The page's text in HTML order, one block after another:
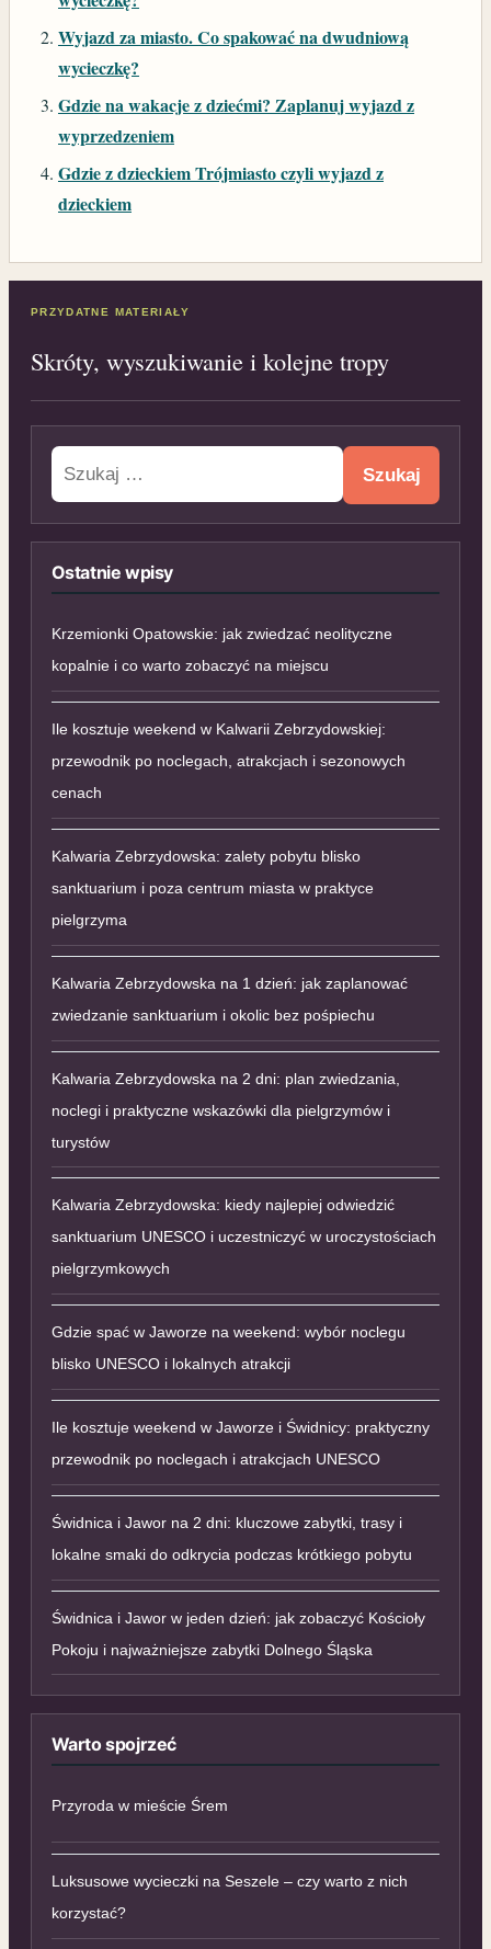
Wyjazd za miasto. Co spakować na dwudniową
wycieczkę?
Gdzie na wakacje z dziećmi? Zaplanuj wyjazd z
wyprzedzeniem
Gdzie z dzieckiem Trójmiasto czyli wyjazd z
dzieckiem
PRZYDATNE MATERIAŁY
Skróty, wyszukiwanie i kolejne tropy
Szukaj:
Ostatnie wpisy
Krzemionki Opatowskie: jak zwiedzać neolityczne
kopalnie i co warto zobaczyć na miejscu
Ile kosztuje weekend w Kalwarii Zebrzydowskiej:
przewodnik po noclegach, atrakcjach i sezonowych
cenach
Kalwaria Zebrzydowska: zalety pobytu blisko
sanktuarium i poza centrum miasta w praktyce
pielgrzyma
Kalwaria Zebrzydowska na 1 dzień: jak zaplanować
zwiedzanie sanktuarium i okolic bez pośpiechu
Kalwaria Zebrzydowska na 2 dni: plan zwiedzania,
noclegi i praktyczne wskazówki dla pielgrzymów i
turystów
Kalwaria Zebrzydowska: kiedy najlepiej odwiedzić
sanktuarium UNESCO i uczestniczyć w uroczystościach
pielgrzymkowych
Gdzie spać w Jaworze na weekend: wybór noclegu
blisko UNESCO i lokalnych atrakcji
Ile kosztuje weekend w Jaworze i Świdnicy: praktyczny
przewodnik po noclegach i atrakcjach UNESCO
Świdnica i Jawor na 2 dni: kluczowe zabytki, trasy i
lokalne smaki do odkrycia podczas krótkiego pobytu
Świdnica i Jawor w jeden dzień: jak zobaczyć Kościoły
Pokoju i najważniejsze zabytki Dolnego Śląska
Warto spojrzeć
Przyroda w mieście Śrem
Luksusowe wycieczki na Seszele – czy warto z nich
korzystać?